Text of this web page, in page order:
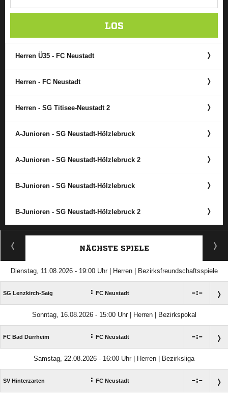
LOS
Herren Ü35 - FC Neustadt
Herren - FC Neustadt
Herren - SG Titisee-Neustadt 2
A-Junioren - SG Neustadt-Hölzlebruck
A-Junioren - SG Neustadt-Hölzlebruck 2
B-Junioren - SG Neustadt-Hölzlebruck
B-Junioren - SG Neustadt-Hölzlebruck 2
ANZEIGE
NÄCHSTE SPIELE
Dienstag, 11.08.2026 - 19:00 Uhr | Herren | Bezirksfreundschaftsspiele
SG Lenzkirch-Saig : FC Neustadt :
Sonntag, 16.08.2026 - 15:00 Uhr | Herren | Bezirkspokal
FC Bad Dürrheim : FC Neustadt :
Samstag, 22.08.2026 - 16:00 Uhr | Herren | Bezirksliga
SV Hinterzarten : FC Neustadt :